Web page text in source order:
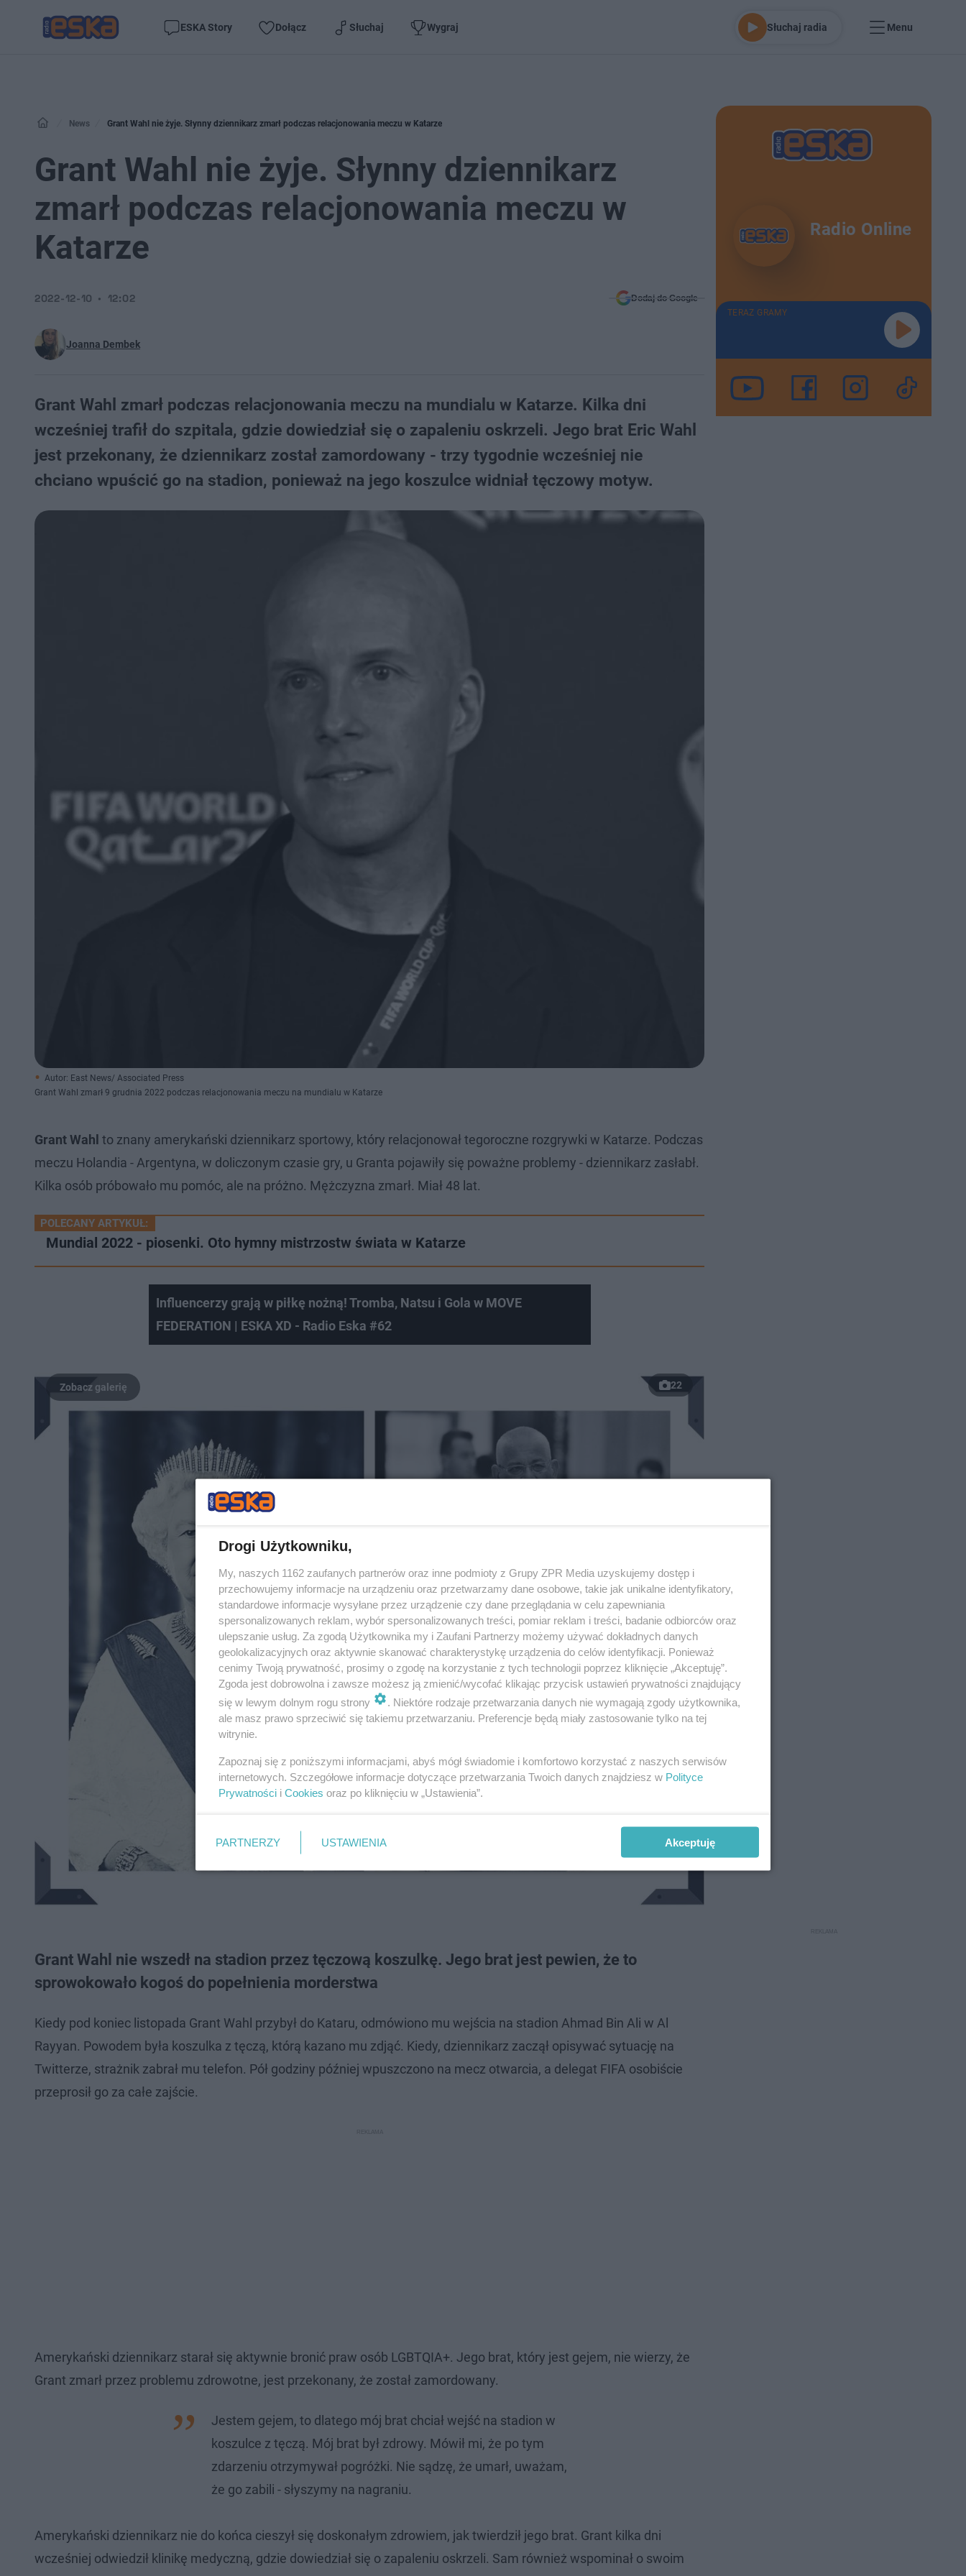
ESKA Story Dołącz Słuchaj Wygraj Słuchaj radia Menu
News Grant Wahl nie żyje. Słynny dziennikarz zmarł podczas relacjonowania meczu w Katarze
Grant Wahl nie żyje. Słynny dziennikarz
zmarł podczas relacjonowania meczu w
Katarze
Joanna Dembek
2022-12-10 12:02 Dodaj do Google
Grant Wahl zmarł podczas relacjonowania meczu na mundialu w Katarze. Kilka dni
wcześniej trafił do szpitala, gdzie dowiedział się o zapaleniu oskrzeli. Jego brat Eric Wahl
jest przekonany, że dziennikarz został zamordowany - trzy tygodnie wcześniej nie
chciano wpuścić go na stadion, ponieważ na jego koszulce widniał tęczowy motyw.
Autor: East News/ Associated Press
Grant Wahl zmarł 9 grudnia 2022 podczas relacjonowania meczu na mundialu w Katarze
Grant Wahl to znany amerykański dziennikarz sportowy, który relacjonował tegoroczne rozgrywki w Katarze. Podczas
meczu Holandia - Argentyna, w doliczonym czasie gry, u Granta pojawiły się poważne problemy - dziennikarz zasłabł.
Kilka osób próbowało mu pomóc, ale na próżno. Mężczyzna zmarł. Miał 48 lat.
POLECANY ARTYKUŁ:
Mundial 2022 - piosenki. Oto hymny mistrzostw świata w Katarze
Influencerzy grają w piłkę nożną! Tromba, Natsu i Gola w MOVE
FEDERATION | ESKA XD - Radio Eska #62
22
Grant Wahl nie wszedł na stadion przez tęczową koszulkę. Jego brat jest pewien, że to
sprowokowało kogoś do popełnienia morderstwa
Kiedy pod koniec listopada Grant Wahl przybył do Kataru, odmówiono mu wejścia na stadion Ahmad Bin Ali w Al
Rayyan. Powodem była koszulka z tęczą, którą kazano mu zdjąć. Kiedy, dziennikarz zaczął opisywać sytuację na
Twitterze, strażnik zabrał mu telefon. Pół godziny później wpuszczono na mecz otwarcia, a delegat FIFA osobiście
przeprosił go za całe zajście.
Amerykański dziennikarz starał się aktywnie bronić praw osób LGBTQIA+. Jego brat, który jest gejem, nie wierzy, że
Grant zmarł przez problemu zdrowotne, jest przekonany, że został zamordowany.
Jestem gejem, to dlatego mój brat chciał wejść na stadion w
koszulce z tęczą. Mój brat był zdrowy. Mówił mi, że po tym
zdarzeniu otrzymywał pogróżki. Nie sądzę, że umarł, uważam,
że go zabili - słyszymy na nagraniu.
Amerykański dziennikarz nie do końca cieszył się doskonałym zdrowiem, jak twierdził jego brat. Grant kilka dni
wcześniej odwiedził klinikę medyczną, gdzie dowiedział się o zapaleniu oskrzeli. Sam również wspominał o swoim
Radio Online
TERAZ GRAMY
Drogi Użytkowniku,
My, naszych 1162 zaufanych partnerów oraz inne podmioty z Grupy ZPR Media uzyskujemy dostęp i
przechowujemy informacje na urządzeniu oraz przetwarzamy dane osobowe, takie jak unikalne identyfikatory,
standardowe informacje wysyłane przez urządzenie czy dane przeglądania w celu zapewniania
spersonalizowanych reklam, wybór spersonalizowanych treści, pomiar reklam i treści, badanie odbiorców oraz
ulepszanie usług. Za zgodą Użytkownika my i Zaufani Partnerzy możemy używać dokładnych danych
geolokalizacyjnych oraz aktywnie skanować charakterystykę urządzenia do celów identyfikacji. Ponieważ
cenimy Twoją prywatność, prosimy o zgodę na korzystanie z tych technologii poprzez kliknięcie „Akceptuję”.
Zgoda jest dobrowolna i zawsze możesz ją zmienić/wycofać klikając przycisk ustawień prywatności znajdujący
się w lewym dolnym rogu strony
. Niektóre rodzaje przetwarzania danych nie wymagają zgody użytkownika,
ale masz prawo sprzeciwić się takiemu przetwarzaniu. Preferencje będą miały zastosowanie tylko na tej
witrynie.
Zapoznaj się z poniższymi informacjami, abyś mógł świadomie i komfortowo korzystać z naszych serwisów
internetowych. Szczegółowe informacje dotyczące przetwarzania Twoich danych znajdziesz w Polityce
Prywatności i Cookies oraz po kliknięciu w „Ustawienia”.
PARTNERZY USTAWIENIA Akceptuję